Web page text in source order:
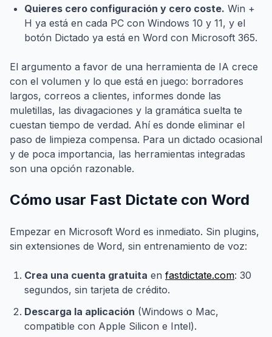
Quieres cero configuración y cero coste. Win +
H ya está en cada PC con Windows 10 y 11, y el
botón Dictado ya está en Word con Microsoft 365.
El argumento a favor de una herramienta de IA crece
con el volumen y lo que está en juego: borradores
largos, correos a clientes, informes donde las
muletillas, las divagaciones y la gramática suelta te
cuestan tiempo de verdad. Ahí es donde eliminar el
paso de limpieza compensa. Para un dictado ocasional
y de poca importancia, las herramientas integradas
son una opción razonable.
Cómo usar Fast Dictate con Word
Empezar en Microsoft Word es inmediato. Sin plugins,
sin extensiones de Word, sin entrenamiento de voz:
Crea una cuenta gratuita en fastdictate.com: 30
segundos, sin tarjeta de crédito.
Descarga la aplicación (Windows o Mac,
compatible con Apple Silicon e Intel).